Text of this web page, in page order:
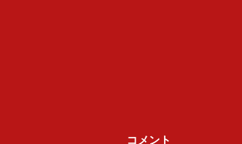
コメント